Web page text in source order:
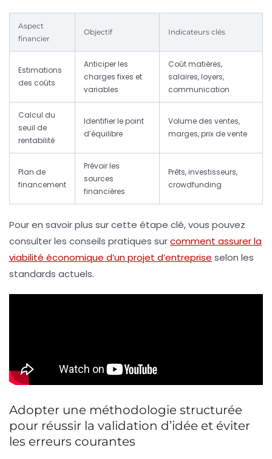
Aspect
financier
Objectif Indicateurs clés
Estimations
des coûts
Anticiper les
charges fixes et
variables
Coût matières,
salaires, loyers,
communication
Calcul du
seuil de
rentabilité
Identifier le point
d’équilibre
Volume des ventes,
marges, prix de vente
Plan de
financement
Prévoir les
sources
financières
Prêts, investisseurs,
crowdfunding
Pour en savoir plus sur cette étape clé, vous pouvez
consulter les conseils pratiques surcomment assurer la
viabilité économique d’un projet d’entreprise selon les
standards actuels.
Adopter une méthodologie structurée
pour réussir la validation d’idée et éviter
les erreurs courantes